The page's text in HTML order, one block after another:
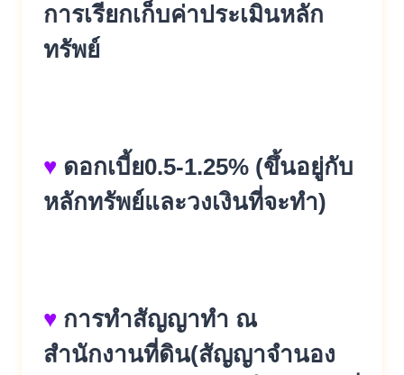
การเรียกเก็บค่าประเมินหลัก
ทรัพย์
♥ ดอกเบี้ย0.5-1.25% (ขึ้นอยู่กับ
หลักทรัพย์และวงเงินที่จะทำ)
♥ การทำสัญญาทำ ณ
สำนักงานที่ดิน(สัญญาจำนอง